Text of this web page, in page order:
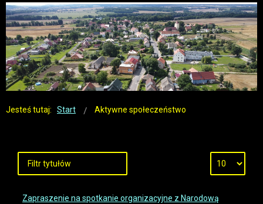
Jesteś tutaj: Start Aktywne społeczeństwo
Zapraszenie na spotkanie organizacyjne z Narodową